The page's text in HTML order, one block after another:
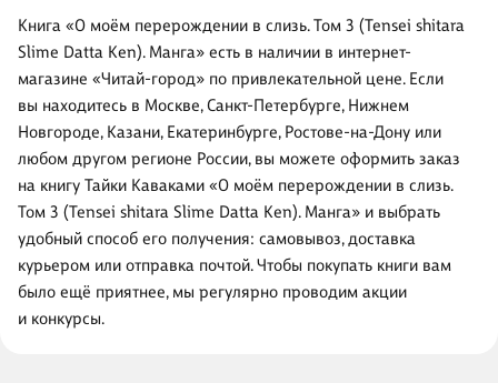
Книга «О моём перерождении в слизь. Том 3 (Tensei shitara
Slime Datta Ken). Манга» есть в наличии в интернет-
магазине «Читай-город» по привлекательной цене. Если
вы находитесь в Москве, Санкт-Петербурге, Нижнем
Новгороде, Казани, Екатеринбурге, Ростове-на-Дону или
любом другом регионе России, вы можете оформить заказ
на книгу Тайки Каваками «О моём перерождении в слизь.
Том 3 (Tensei shitara Slime Datta Ken). Манга» и выбрать
удобный способ его получения: самовывоз, доставка
курьером или отправка почтой. Чтобы покупать книги вам
было ещё приятнее, мы регулярно проводим акции
и конкурсы.